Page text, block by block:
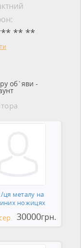
** **
об`яви -
ця металу на
ножицях
30000грн.